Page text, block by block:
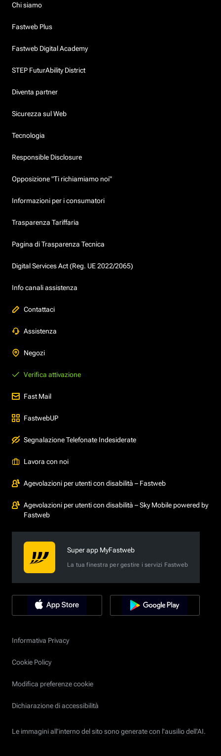
Chi siamo
Fastweb Plus
Fastweb Digital Academy
STEP FuturAbility District
Diventa partner
Sicurezza sul Web
Tecnologia
Responsible Disclosure
Opposizione "Ti richiamiamo noi"
Informazioni per i consumatori
Trasparenza Tariffaria
Pagina di Trasparenza Tecnica
Digital Services Act (Reg. UE 2022/2065)
Info canali assistenza
Contattaci
Assistenza
Negozi
Verifica attivazione
Fast Mail
FastwebUP
Segnalazione Telefonate Indesiderate
Lavora con noi
Agevolazioni per utenti con disabilità – Fastweb
Agevolazioni per utenti con disabilità – Sky Mobile powered by
Fastweb
Super app MyFastweb
La tua finestra per gestire i servizi Fastweb
Informativa Privacy
Cookie Policy
Modifica preferenze cookie
Dichiarazione di accessibilità
Le immagini all’interno del sito sono generate con l'ausilio dell'AI.